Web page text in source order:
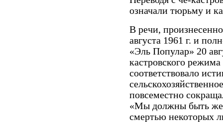
означали тюрьму и
В речи,
августа 1961 г. и
«Эль Популар» 20
кастровского
соответствовало
повсеместно
«Мы должны быть
смертью некоторых